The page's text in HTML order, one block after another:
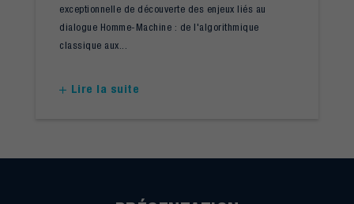
exceptionnelle de découverte des enjeux liés au
dialogue Homme-Machine : de l'algorithmique
classique aux...
Lire la suite